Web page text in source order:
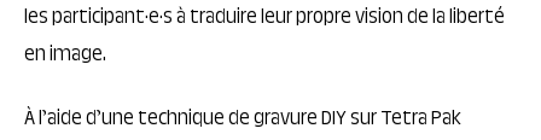
les participant·e·s à traduire leur propre vision de la liberté
en image.
À l’aide d’une technique de gravure DIY sur Tetra Pak